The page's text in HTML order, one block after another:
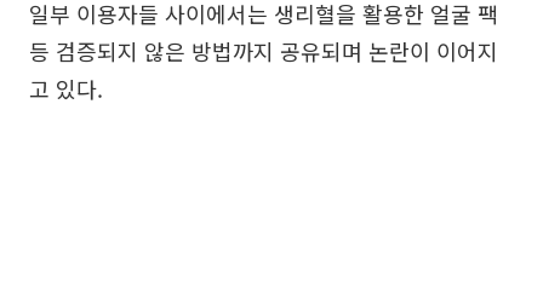
일부 이용자들 사이에서는 생리혈을 활용한 얼굴 팩
등 검증되지 않은 방법까지 공유되며 논란이 이어지
고 있다.